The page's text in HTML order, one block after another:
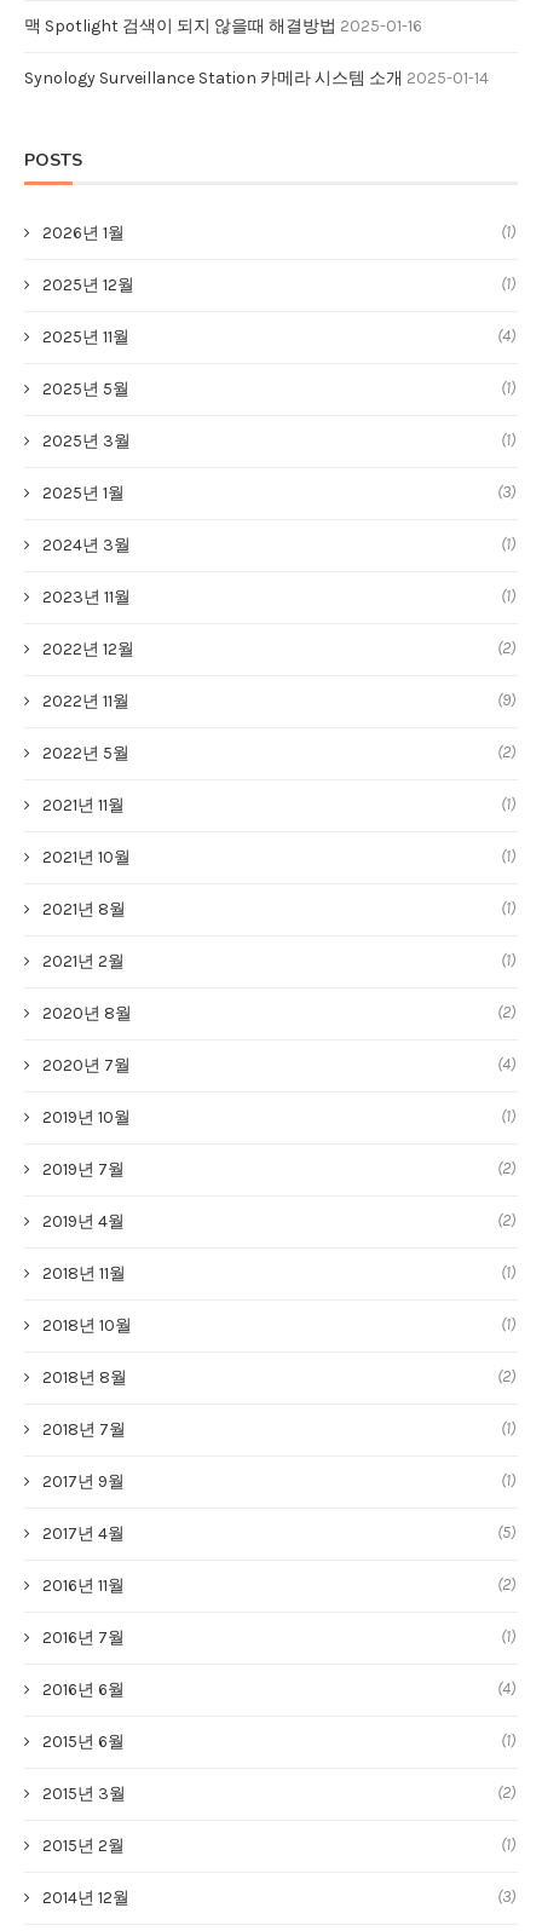
맥 Spotlight 검색이 되지 않을때 해결방법 2025-01-16
Synology Surveillance Station 카메라 시스템 소개 2025-01-14
POSTS
2026년 1월 (1)
2025년 12월 (1)
2025년 11월 (4)
2025년 5월 (1)
2025년 3월 (1)
2025년 1월 (3)
2024년 3월 (1)
2023년 11월 (1)
2022년 12월 (2)
2022년 11월 (9)
2022년 5월 (2)
2021년 11월 (1)
2021년 10월 (1)
2021년 8월 (1)
2021년 2월 (1)
2020년 8월 (2)
2020년 7월 (4)
2019년 10월 (1)
2019년 7월 (2)
2019년 4월 (2)
2018년 11월 (1)
2018년 10월 (1)
2018년 8월 (2)
2018년 7월 (1)
2017년 9월 (1)
2017년 4월 (5)
2016년 11월 (2)
2016년 7월 (1)
2016년 6월 (4)
2015년 6월 (1)
2015년 3월 (2)
2015년 2월 (1)
2014년 12월 (3)